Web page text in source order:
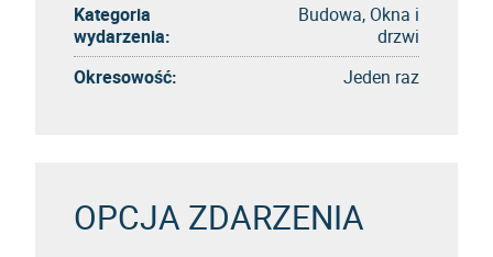
Kategoria
wydarzenia:
Budowa, Okna i
drzwi
Okresowość:
Jeden raz
OPCJA ZDARZENIA